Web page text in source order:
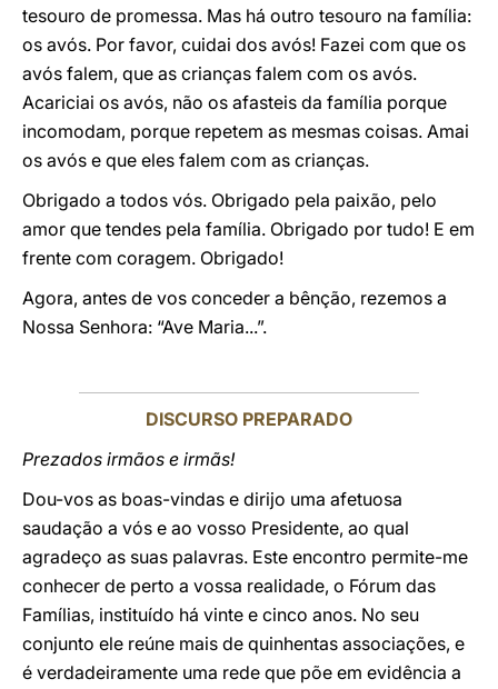
tesouro de promessa. Mas há outro tesouro na família:
os avós. Por favor, cuidai dos avós! Fazei com que os
avós falem, que as crianças falem com os avós.
Acariciai os avós, não os afasteis da família porque
incomodam, porque repetem as mesmas coisas. Amai
os avós e que eles falem com as crianças.
Obrigado a todos vós. Obrigado pela paixão, pelo
amor que tendes pela família. Obrigado por tudo! E em
frente com coragem. Obrigado!
Agora, antes de vos conceder a bênção, rezemos a
Nossa Senhora: “Ave Maria...”.
DISCURSO PREPARADO
Prezados irmãos e irmãs!
Dou-vos as boas-vindas e dirijo uma afetuosa
saudação a vós e ao vosso Presidente, ao qual
agradeço as suas palavras. Este encontro permite-me
conhecer de perto a vossa realidade, o Fórum das
Famílias, instituído há vinte e cinco anos. No seu
conjunto ele reúne mais de quinhentas associações, e
é verdadeiramente uma rede que põe em evidência a